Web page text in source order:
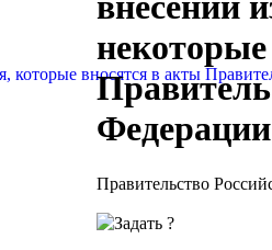
которые вносятся в акты
Правительство